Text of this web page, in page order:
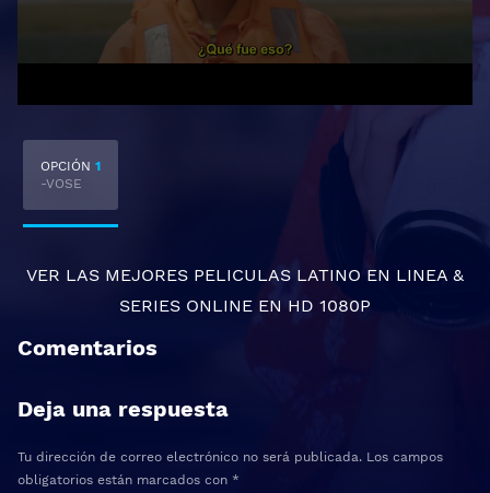
OPCIÓN 1
-VOSE
VER LAS MEJORES PELICULAS LATINO EN LINEA &
SERIES ONLINE EN HD 1080P
Comentarios
Deja una respuesta
Tu dirección de correo electrónico no será publicada. Los campos
obligatorios están marcados con *